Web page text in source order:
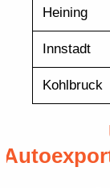
Heining
Innstadt
Kohlbruck